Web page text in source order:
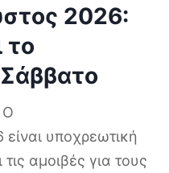
2026:
το
Ο
υποχρεωτική
τις αμοιβές για τους